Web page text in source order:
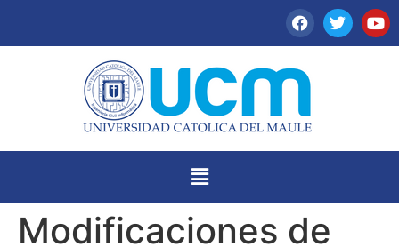
Modificaciones de